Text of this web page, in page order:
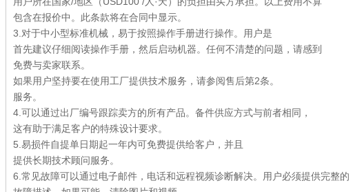
包含在报价中。此条款将在合同中显示。
3.对于中小型标准机械，易于按照操作手册进行操作。用户是
首先建议仔细阅读操作手册，然后启动机器。任何不清楚的问题，请感到
免费与卖家联系。
如果用户坚持要在使用工厂提供技术服务，请参阅售后第2条。
服务。
4.可以通过出厂编号跟踪卖方的所有产品。备件供应方式与前者相同，
这有助于满足客户的特殊设计要求。
5.易损件自提单日期起一年内可免费提供给客户，并且
提供长期技术顾问服务。
6.常见故障可以通过电子邮件，电话和远程视频诊断解决。用户必须提供完整的